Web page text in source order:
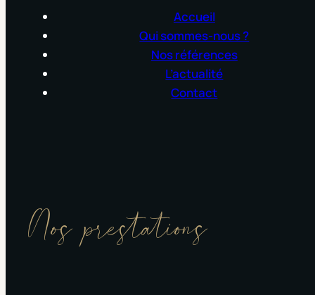
Accueil
Qui sommes-nous ?
Nos références
L’actualité
Contact
Nos prestations